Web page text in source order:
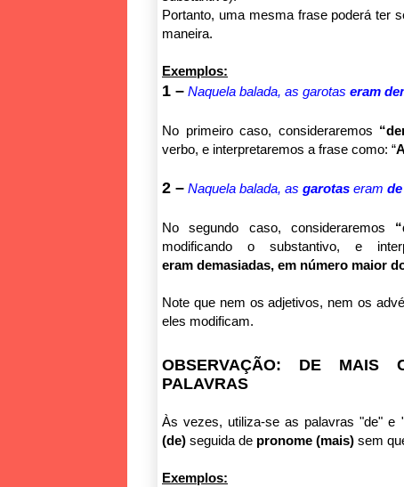
Portanto, uma mesma frase poderá ter
maneira.
Exemplos:
1 – Naquela balada, as garotas eram
No primeiro caso, consideraremos
verbo, e interpretaremos a frase como: “
2 – Naquela balada, as garotas eram
No segundo caso, consideraremos
modificando o substantivo, e
eram demasiadas, em número maior
Note que nem os adjetivos, nem os
eles modificam.
OBSERVAÇÃO: DE MAIS
PALAVRAS
Às vezes, utiliza-se as palavras "de" e
(de) seguida de pronome (mais) sem
Exemplos: